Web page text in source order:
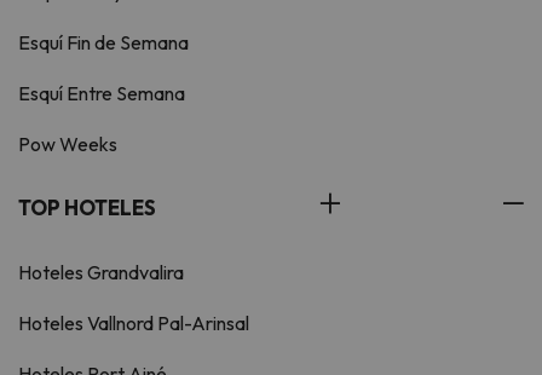
Esquí Fin de Semana
Esquí Entre Semana
Pow Weeks
TOP HOTELES
Hoteles Grandvalira
Hoteles Vallnord Pal-Arinsal